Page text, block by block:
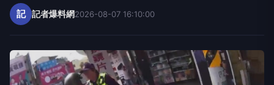
記 記者爆料網2026-08-07 16:10:00